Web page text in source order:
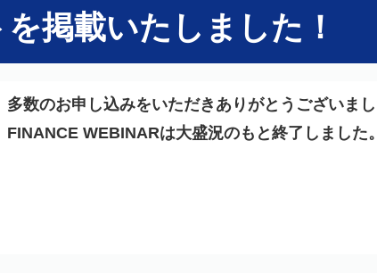
掲載いたしました！
多数のお申し込みをいただきありがとうございま
FINANCE WEBINARは大盛況のもと終了しました